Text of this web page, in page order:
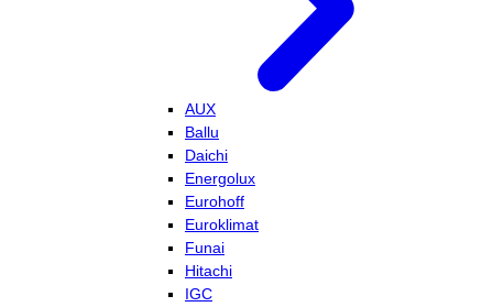
AUX
Ballu
Daichi
Energolux
Eurohoff
Euroklimat
Funai
Hitachi
IGC